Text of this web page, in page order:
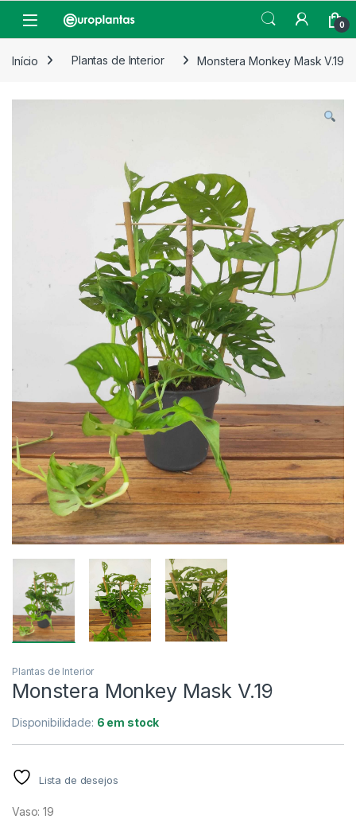
Open 0
Início Plantas de Interior Monstera Monkey Mask V.19
Plantas de Interior
Monstera Monkey Mask V.19
Disponibilidade: 6 em stock
Lista de desejos
Vaso: 19